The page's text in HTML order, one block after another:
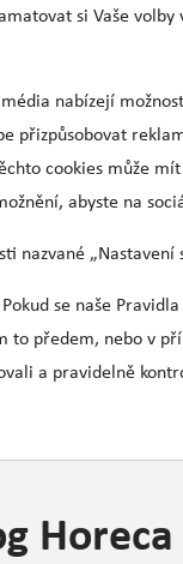
si Vaše
nabízejí
přizpůsobovat
cookies může
abyste na
nazvané
se naše
to předem, nebo v
a pravidelně
Horeca